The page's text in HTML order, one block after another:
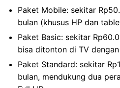
Paket Mobile: sekitar
bulan (khusus HP dan
Paket Basic: sekitar
bisa ditonton di TV
Paket Standard: sekitar
bulan, mendukung dua